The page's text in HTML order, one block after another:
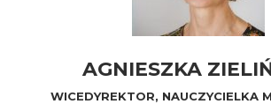
AGNIESZKA
WICEDYREKTOR, NAUCZYCIELKA